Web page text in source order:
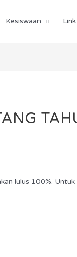
Kesiswaan Link
lulus 100%. Untuk